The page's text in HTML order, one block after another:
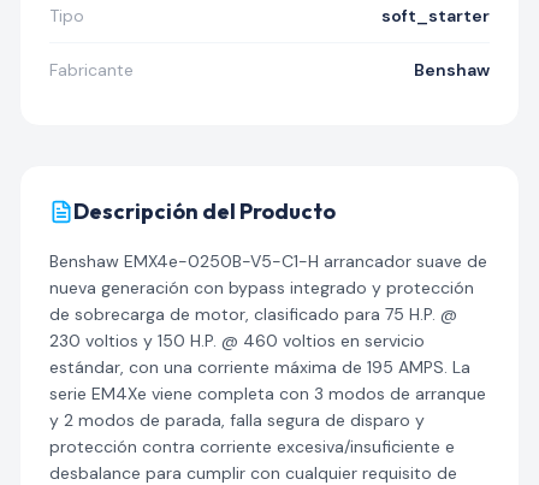
Tipo soft_starter
Fabricante Benshaw
Descripción del Producto
Benshaw EMX4e-0250B-V5-C1-H arrancador suave de
nueva generación con bypass integrado y protección
de sobrecarga de motor, clasificado para 75 H.P. @
230 voltios y 150 H.P. @ 460 voltios en servicio
estándar, con una corriente máxima de 195 AMPS. La
serie EM4Xe viene completa con 3 modos de arranque
y 2 modos de parada, falla segura de disparo y
protección contra corriente excesiva/insuficiente e
desbalance para cumplir con cualquier requisito de